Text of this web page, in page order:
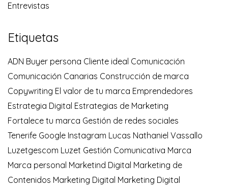
Entrevistas
Etiquetas
ADN Buyer persona Cliente ideal Comunicación
Comunicación Canarias Construcción de marca
Copywriting El valor de tu marca Emprendedores
Estrategia Digital Estrategias de Marketing
Fortalece tu marca Gestión de redes sociales
Tenerife Google Instagram Lucas Nathaniel Vassallo
Luzetgescom Luzet Gestión Comunicativa Marca
Marca personal Marketind Digital Marketing de
Contenidos Marketing Digital Marketing Digital